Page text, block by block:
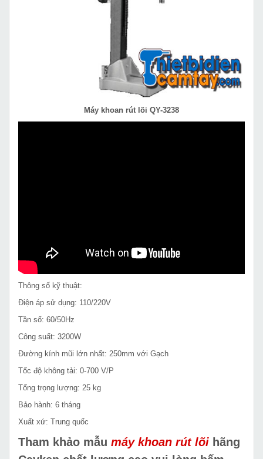
Máy khoan rút lõi QY-3238
Thông số kỹ thuật:
Điện áp sử dụng: 110/220V
Tần số: 60/50Hz
Công suất: 3200W
Đường kính mũi lớn nhất: 250mm với Gạch
Tốc độ không tải: 0-700 V/P
Tổng trọng lượng: 25 kg
Bảo hành: 6 tháng
Xuất xứ: Trung quốc
Tham khảo mẫu máy khoan rút lõi hãng